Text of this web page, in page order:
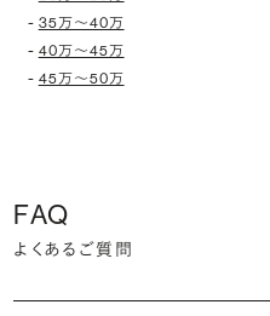
- 35万〜40万
- 40万〜45万
- 45万〜50万
FAQ
よくあるご質問